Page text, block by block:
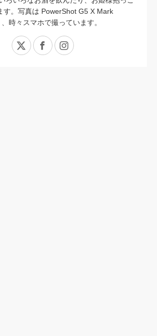
す。写真は PowerShot G5 X Mark
時々スマホで撮っています。
X FacebookInstagram